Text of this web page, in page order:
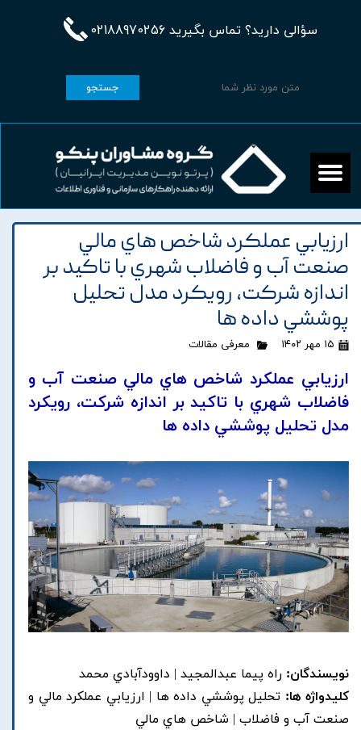
سؤالی دارید؟ تماس بگیرید 02188970256
جستجو
ارزيابي عملکرد شاخص هاي مالي
صنعت آب و فاضلاب شهري با تاکيد بر
اندازه شرکت، رويکرد مدل تحليل
پوششي داده ها
۱۵ مهر ۱۴۰۲ معرفی مقالات
ارزيابي عملکرد شاخص هاي مالي صنعت آب و
فاضلاب شهري با تاکيد بر اندازه شرکت، رويکرد
مدل تحليل پوششي داده ها
نویسندگان: راه پيما عبدالمجيد | داوودآبادي محمد
کلیدواژه ها: تحليل پوششي داده ها | ارزيابي عملکرد مالي و
صنعت آب و فاضلاب | شاخص هاي مالي